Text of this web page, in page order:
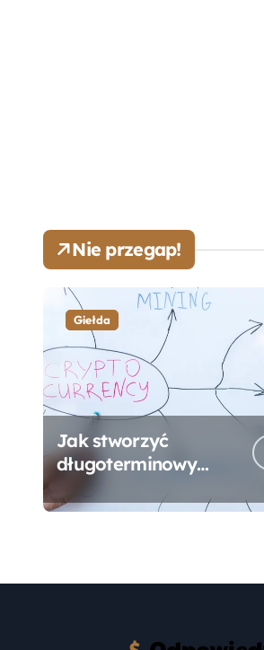
Nie przegap!
Giełda
Jak stworzyć
długoterminowy
10-20 lat?